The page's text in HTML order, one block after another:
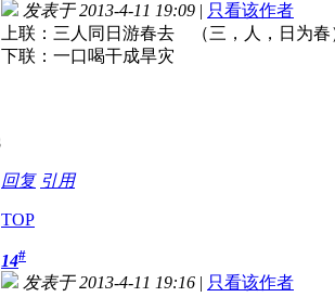
发表于 2013-4-11 19:09 | 只看该作者
上联：三人同日游春去 （三，人，日为春
下联：一口喝干成旱灾
回复 引用
TOP
14#
发表于 2013-4-11 19:16 | 只看该作者